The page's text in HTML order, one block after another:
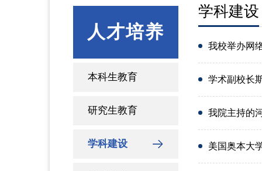
人才培养
本科生教育
研究生教育
学科建设
学科建设
我校举办网
学术副校长
我院主持的河
美国奥本大